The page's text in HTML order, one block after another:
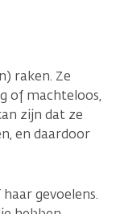
raken. Ze
of machteloos,
zijn dat ze
en daardoor
gevoelens.